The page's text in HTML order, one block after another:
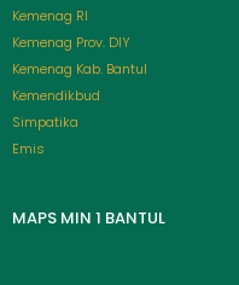
Kemenag RI
Kemenag Prov. DIY
Kemenag Kab. Bantul
Kemendikbud
Simpatika
Emis
MAPS MIN 1 BANTUL